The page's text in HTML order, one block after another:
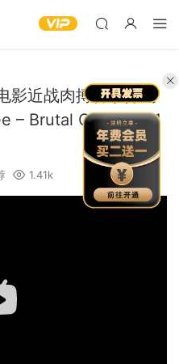
影近战肉搏脚拳打踢
– Brutal Combat（1
1.41k